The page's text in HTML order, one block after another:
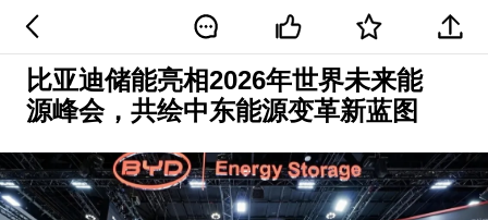
比亚迪储能亮相2026年世界未来能
源峰会，共绘中东能源变革新蓝图